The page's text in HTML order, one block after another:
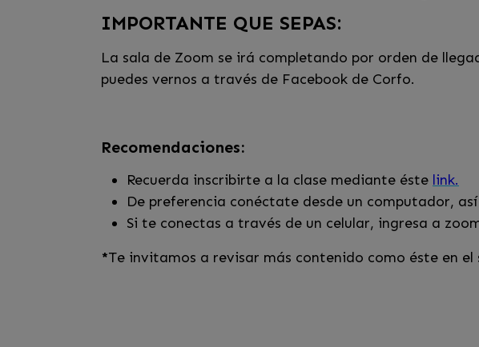
IMPORTANTE QUE SEPAS:
La sala de Zoom se irá completando por orden de
puedes vernos a través de Facebook de Corfo.
Recomendaciones:
Recuerda inscribirte a la clase mediante éste link.
De preferencia conéctate desde un computador,
Si te conectas a través de un celular, ingresa a
*Te invitamos a revisar más contenido como éste en el